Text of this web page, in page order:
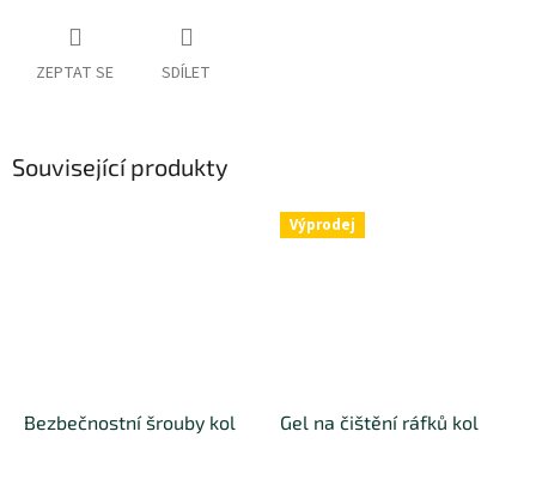
ZEPTAT SE SDÍLET
Související produkty
Bezbečnostní šrouby kol
Výprodej
Gel na čištění ráfků kol